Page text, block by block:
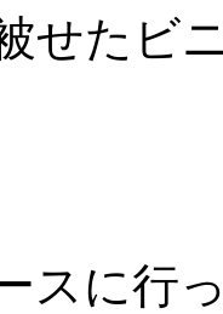
せたビ
スに行